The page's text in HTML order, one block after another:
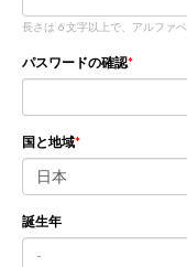
長さは 6 文字以上で、アルファ
パスワードの確認
国と地域
日本
誕生年
-